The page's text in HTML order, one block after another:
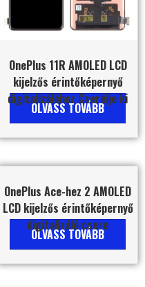
OnePlus 11R AMOLED LCD
kijelzős érintőképernyő
digitalizálóhoz Cserélje ki
OLVASS TOVÁBB
OnePlus Ace-hez 2 AMOLED
LCD kijelzős érintőképernyő
digitalizáló csere
OLVASS TOVÁBB